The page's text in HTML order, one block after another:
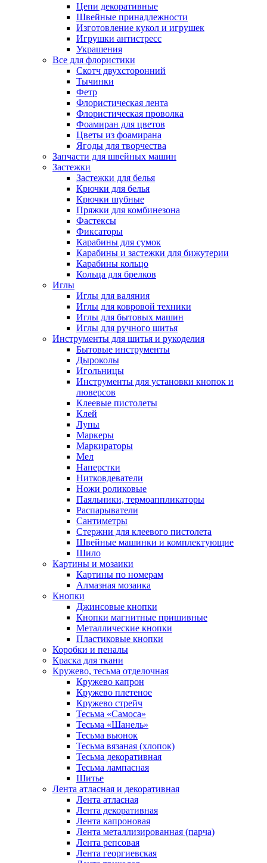
Цепи декоративные
Швейные принадлежности
Изготовление кукол и игрушек
Игрушки антистресс
Украшения
Все для флористики
Скотч двухсторонний
Тычинки
Фетр
Флористическая лента
Флористическая проволка
Фоамиран для цветов
Цветы из фоамирана
Ягоды для творчества
Запчасти для швейных машин
Застежки
Застежки для белья
Крючки для белья
Крючки шубные
Пряжки для комбинезона
Фастексы
Фиксаторы
Карабины для сумок
Карабины и застежки для бижутерии
Карабины кольцо
Кольца для брелков
Иглы
Иглы для валяния
Иглы для ковровой техники
Иглы для бытовых машин
Иглы для ручного шитья
Инструменты для шитья и рукоделия
Бытовые инструменты
Дыроколы
Игольницы
Инструменты для установки кнопок и
люверсов
Клеевые пистолеты
Клей
Лупы
Маркеры
Маркираторы
Мел
Наперстки
Нитковдеватели
Ножи роликовые
Паяльники, термоаппликаторы
Распарыватели
Сантиметры
Стержни для клеевого пистолета
Швейные машинки и комплектующие
Шило
Картины и мозаики
Картины по номерам
Алмазная мозаика
Кнопки
Джинсовые кнопки
Кнопки магнитные пришивные
Металлические кнопки
Пластиковые кнопки
Коробки и пеналы
Краска для ткани
Кружево, тесьма отделочная
Кружево капрон
Кружево плетеное
Кружево стрейч
Тесьма «Самоса»
Тесьма «Шанель»
Тесьма вьюнок
Тесьма вязаная (хлопок)
Тесьма декоративная
Тесьма лампасная
Шитье
Лента атласная и декоративная
Лента атласная
Лента декоративная
Лента капроновая
Лента металлизированная (парча)
Лента репсовая
Лента георгиевская